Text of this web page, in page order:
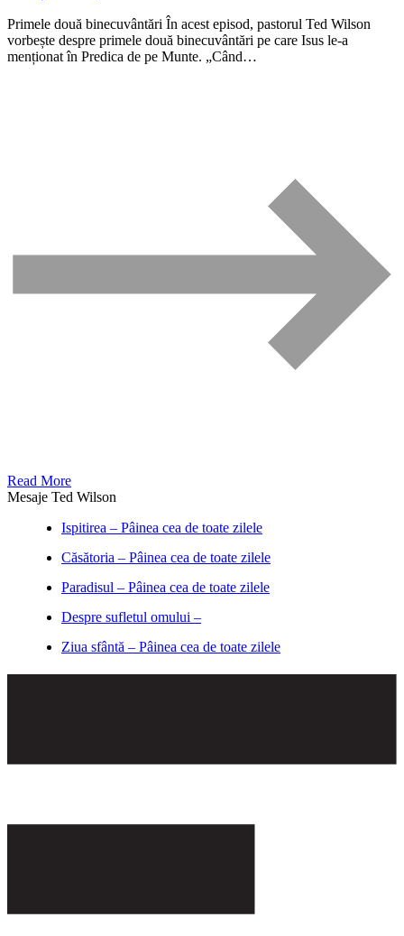
Primele două binecuvântări În acest episod, pastorul Ted Wilson
vorbește despre primele două binecuvântări pe care Isus le-a
menționat în Predica de pe Munte. „Când…
Read More
Mesaje Ted Wilson
Ispitirea – Pâinea cea de toate zilele
Căsătoria – Pâinea cea de toate zilele
Paradisul – Pâinea cea de toate zilele
Despre sufletul omului –
Ziua sfântă – Pâinea cea de toate zilele